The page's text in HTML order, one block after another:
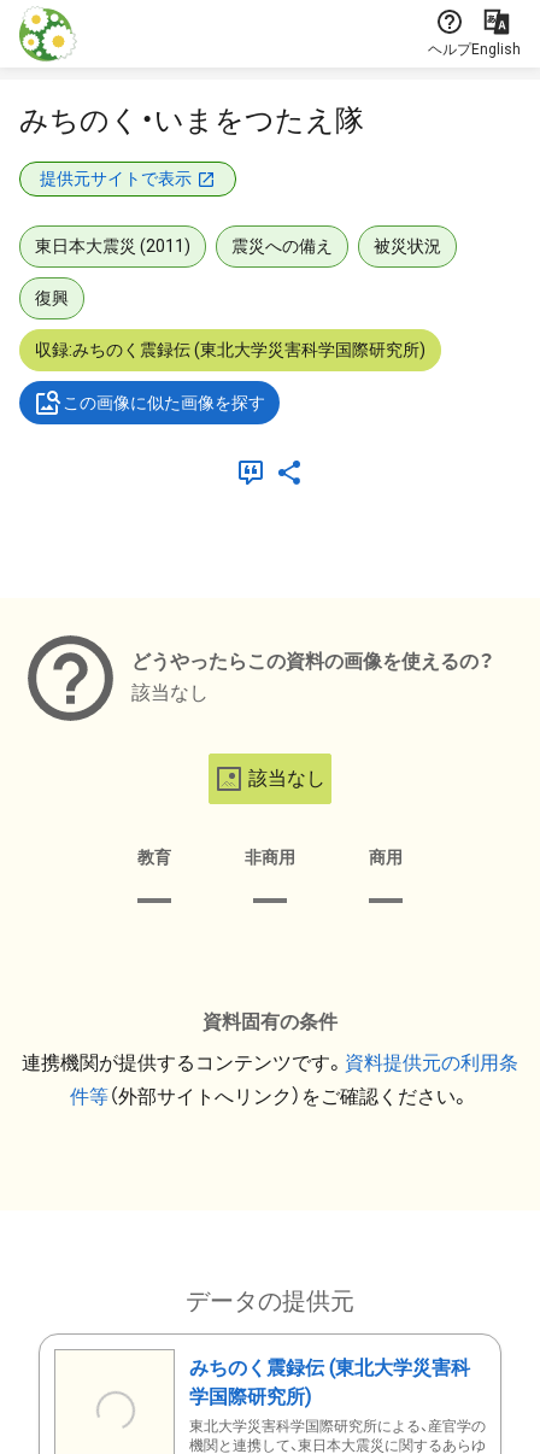
本文に飛ぶ
ヘルプEnglish
みちのく・いまをつたえ隊
提供元サイトで表示
東日本大震災 (2011) 震災への備え 被災状況
復興
収録:みちのく震録伝 (東北大学災害科学国際研究所)
この画像に似た画像を探す
どうやったらこの資料の画像を使えるの？
該当なし
該当なし
教育 非商用 商用
資料固有の条件
連携機関が提供するコンテンツです。 資料提供元の利用条
件等（外部サイトへリンク）をご確認ください。
データの提供元
みちのく震録伝 (東北大学災害科
学国際研究所)
東北大学災害科学国際研究所による、産官学の
機関と連携して、東日本大震災に関するあらゆ